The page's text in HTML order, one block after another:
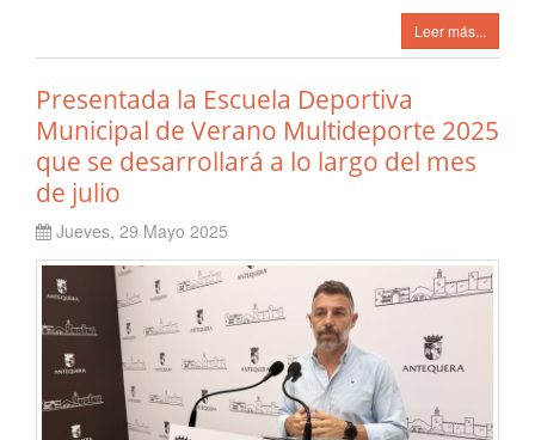
Leer más...
Presentada la Escuela Deportiva
Municipal de Verano Multideporte 2025
que se desarrollará a lo largo del mes
de julio
Jueves, 29 Mayo 2025